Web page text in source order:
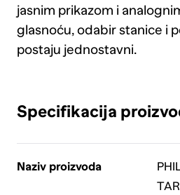
jasnim prikazom i
glasnoću, odabir stanice i
postaju jednostavni.
Specifikacija
Naziv proizvoda